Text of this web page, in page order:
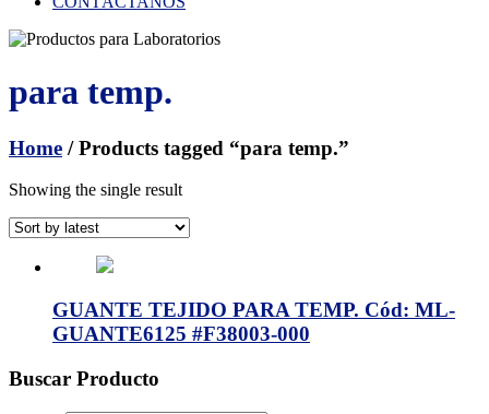
para temp.
Home / Products tagged “para temp.”
Showing the single result
GUANTE TEJIDO PARA TEMP. Cód: ML-
GUANTE6125 #F38003-000
Buscar Producto